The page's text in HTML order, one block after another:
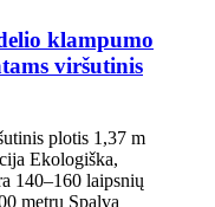
klampumo
viršutinis
plotis 1,37 m
Ekologiška,
140–160 laipsnių
metrų Spalva